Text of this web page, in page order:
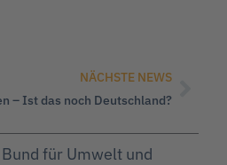
NÄCHSTE NEWS
– Ist das noch Deutschland?
für Umwelt und